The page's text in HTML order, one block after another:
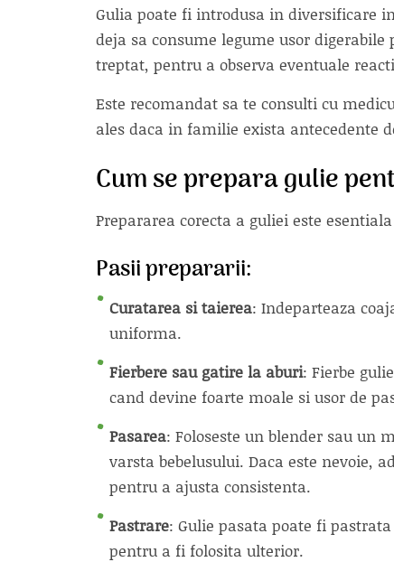
Gulia poate fi introdusa in diversificare
deja sa consume legume usor
treptat, pentru a observa eventuale
Este recomandat sa te consulti cu
ales daca in familie exista antecedente
Cum se prepara gulie
Prepararea corecta a guliei este
Pasii prepararii:
Curatarea si taierea: Indeparteaza
uniforma.
Fierbere sau gatire la aburi: Fierbe
cand devine foarte moale si usor de
Pasarea: Foloseste un blender sau un
varsta bebelusului. Daca este nevoie,
pentru a ajusta consistenta.
Pastrare: Gulie pasata poate fi
pentru a fi folosita ulterior.